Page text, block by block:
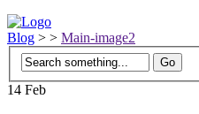
Blog > > Main-image2
14 Feb